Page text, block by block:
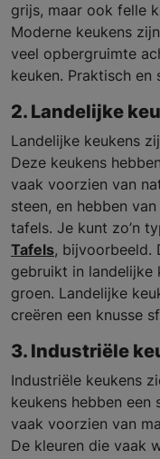
grijs, maar ook felle
Moderne keukens
veel opbergruimte
keuken. Praktisch en
2. Landelijke
Landelijke keukens
Deze keukens
vaak voorzien van
steen, en hebben
tafels. Je kunt zo’n
Tafels, bijvoorbeeld.
gebruikt in landelijke
groen. Landelijke
creëren een knusse
3. Industriële
Industriële keukens
keukens hebben
vaak voorzien van
De kleuren die vaak